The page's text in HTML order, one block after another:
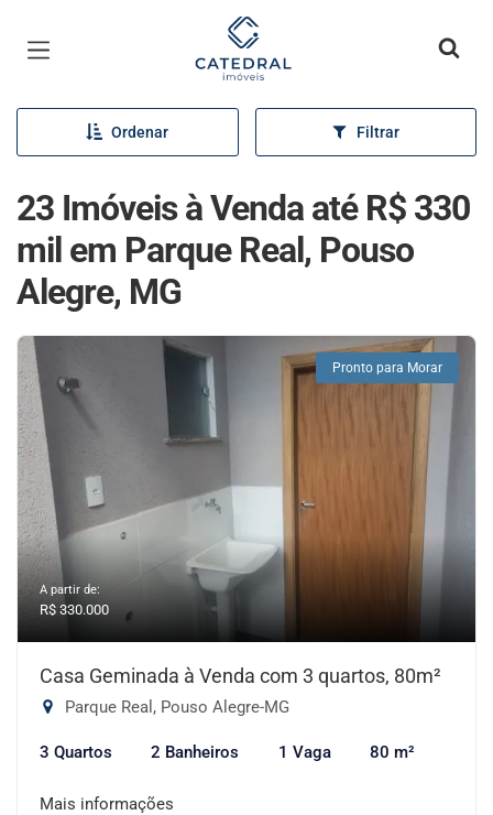
Página inicial
Ordenar Filtrar
23 Imóveis à Venda até R$ 330
mil em Parque Real, Pouso
Alegre, MG
Pronto para Morar
A partir de:
R$ 330.000
Casa Geminada à Venda com 3 quartos, 80m²
Parque Real, Pouso Alegre-MG
3 Quartos 2 Banheiros 1 Vaga 80 m²
Mais informações